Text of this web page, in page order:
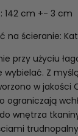
142 cm +- 3 cm
na ścieranie:
przy użyciu
wybielać. Z
w jakości
ograniczają
wnętrza